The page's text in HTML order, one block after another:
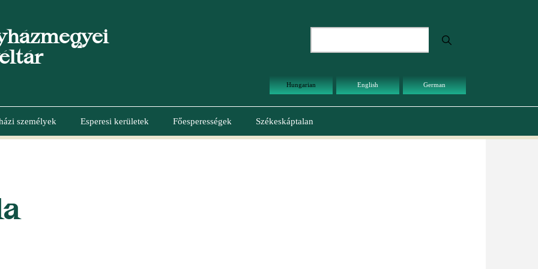
Hungarian English German
személyek Esperesi kerületek Főesperességek Székeskáptalan